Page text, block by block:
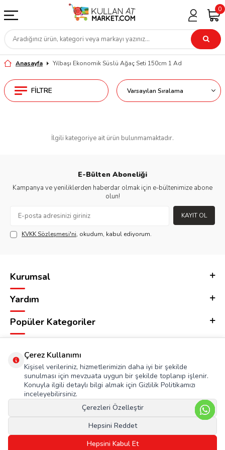
0
Anasayfa Yılbaşı Ekonomik Süslü Ağaç Seti 150cm 1 Ad
FILTRE
İlgili kategoriye ait ürün bulunmamaktadır.
E-Bülten Aboneliği
Kampanya ve yeniliklerden haberdar olmak için e-bültenimize abone
olun!
KAYIT OL
KVKK Sözleşmesi'ni, okudum, kabul ediyorum.
Kurumsal
Yardım
Popüler Kategoriler
Çerez Kullanımı
Kişisel verileriniz, hizmetlerimizin daha iyi bir şekilde
sunulması için mevzuata uygun bir şekilde toplanıp işlenir.
Konuyla ilgili detaylı bilgi almak için Gizlilik Politikamızı
inceleyebilirsiniz.
Çerezleri Özelleştir
Hepsini Reddet
Hepsini Kabul Et